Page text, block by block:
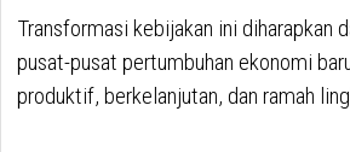
Transformasi kebijakan ini diharapkan
pusat-pusat pertumbuhan ekonomi
produktif, berkelanjutan, dan ramah